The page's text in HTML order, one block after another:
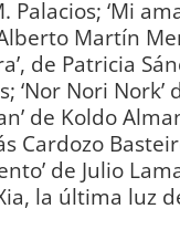
Palacios; ‘Mi
Martín
de Patricia
‘Nor Nori Nork’
de Koldo
Cardozo
de Julio
la última luz